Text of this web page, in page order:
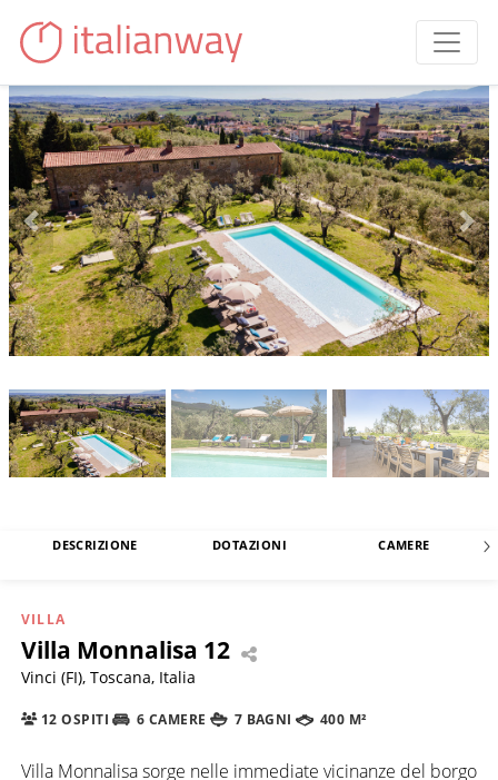
DESCRIZIONE DOTAZIONI CAMERE
VILLA
Villa Monnalisa 12
Vinci (FI), Toscana, Italia
12 OSPITI 6 CAMERE 7 BAGNI 400 M²
Villa Monnalisa sorge nelle immediate vicinanze del borgo